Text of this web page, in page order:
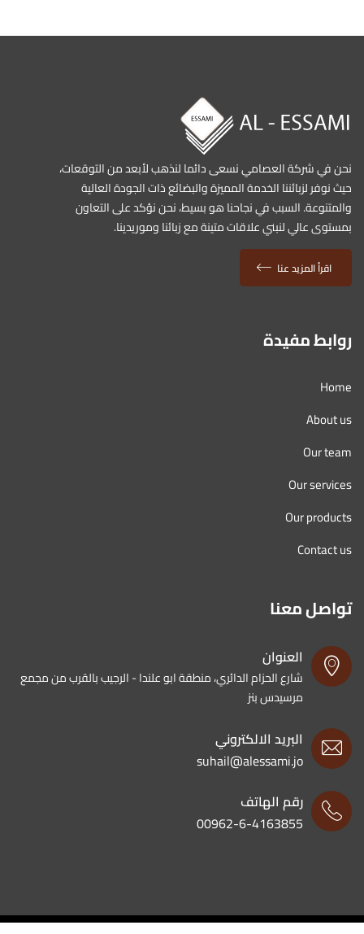
نحن في شركة العصامي نسعى دائما لنذهب لأبعد من التوقعات،
حيث نوفر لزبائننا الخدمة المميزة والبضائع ذات الجودة العالية
والمتنوعة. السبب في نجاحنا هو بسيط، نحن نؤكد على التعاون
بمستوى عالي لنبني علاقات متينة مع زبائنا وموريدينا.
اقرأ المزيد عنا
روابط مفيدة
Home
About us
Our team
Our services
Our products
Contact us
تواصل معنا
العنوان
شارع الحزام الدائري، منطقة ابو علندا - الرجيب بالقرب من مجمع
مرسيدس بنز
البريد الالكتروني
suhail@alessami.jo
رقم الهاتف
00962-6-4163855